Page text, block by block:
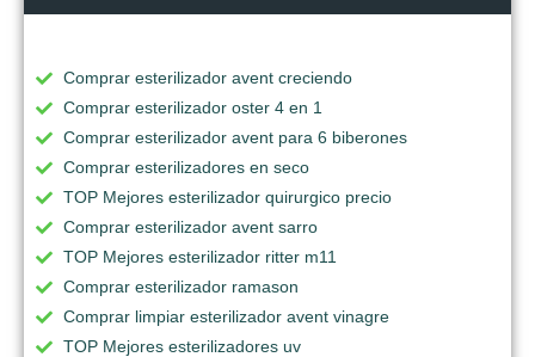
Comprar esterilizador avent creciendo
Comprar esterilizador oster 4 en 1
Comprar esterilizador avent para 6 biberones
Comprar esterilizadores en seco
TOP Mejores esterilizador quirurgico precio
Comprar esterilizador avent sarro
TOP Mejores esterilizador ritter m11
Comprar esterilizador ramason
Comprar limpiar esterilizador avent vinagre
TOP Mejores esterilizadores uv